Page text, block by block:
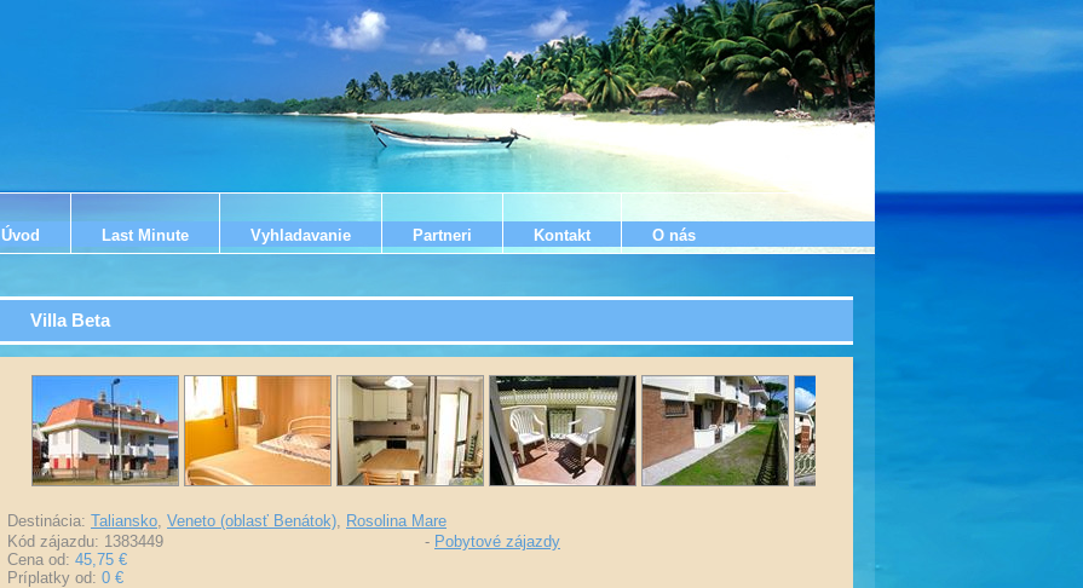
Úvod Last Minute Vyhladavanie Partneri Kontakt O nás
Villa Beta
Destinácia: Taliansko, Veneto (oblasť Benátok), Rosolina Mare
Kód zájazdu: 1383449
Cena od: 45,75 €
Príplatky od: 0 €
- Pobytové zájazdy